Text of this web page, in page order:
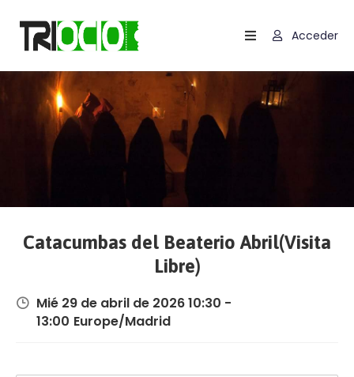
Contactar
Condiciones
Política
(UE)
Acceder
Catacumbas del Beaterio Abril(Visita
Libre)
Mié 29 de abril de 2026 10:30 -
13:00 Europe/Madrid